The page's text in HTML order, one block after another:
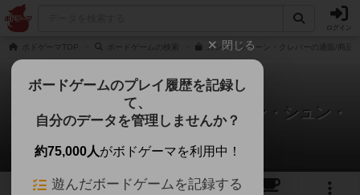
ログイン
ボドゲーマTOP ボードゲームの検索 ガンツ・シェーン・クレバーの通販/商品
ガンツ・シェーン・クレバー / ガン・シュン・
クレバー
2件のルール/インスト
15 18
閉じる
ボードゲームのプレイ履歴を記録し
て、
自分のデータを管理しませんか？
約75,000人がボドゲーマを利用中！
遊んだボードゲームを記録する